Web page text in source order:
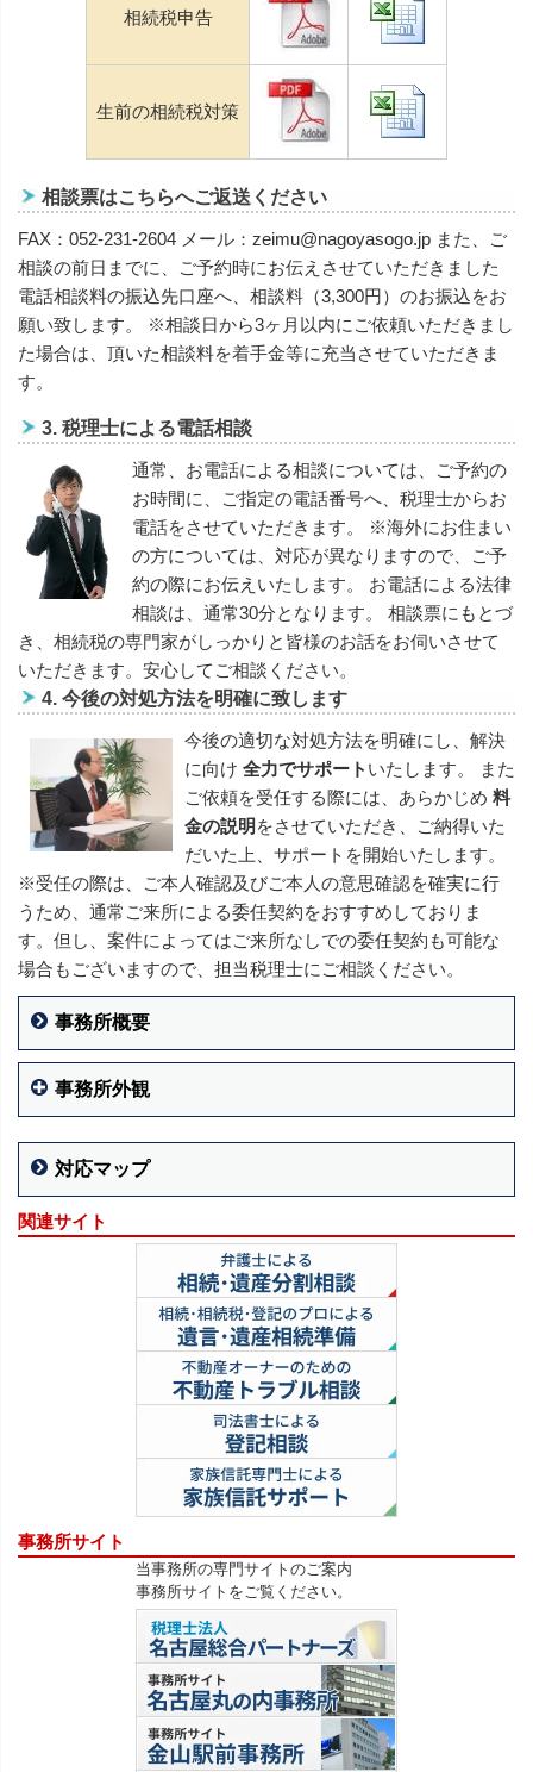
相続税申告
生前の相続税対策
相談票はこちらへご返送ください
FAX：052-231-2604 メール：zeimu@nagoyasogo.jp また、ご
相談の前日までに、ご予約時にお伝えさせていただきました
電話相談料の振込先口座へ、相談料（3,300円）のお振込をお
願い致します。 ※相談日から3ヶ月以内にご依頼いただきまし
た場合は、頂いた相談料を着手金等に充当させていただきま
す。
3. 税理士による電話相談
通常、お電話による相談については、ご予約の
お時間に、ご指定の電話番号へ、税理士からお
電話をさせていただきます。 ※海外にお住まい
の方については、対応が異なりますので、ご予
約の際にお伝えいたします。 お電話による法律
相談は、通常30分となります。 相談票にもとづ
き、相続税の専門家がしっかりと皆様のお話をお伺いさせて
いただきます。安心してご相談ください。
4. 今後の対処方法を明確に致します
今後の適切な対処方法を明確にし、解決
に向け 全力でサポート いたします。 また
ご依頼を受任する際には、あらかじめ 料
金の説明 をさせていただき、ご納得いた
だいた上、サポートを開始いたします。
※受任の際は、ご本人確認及びご本人の意思確認を確実に行
うため、通常ご来所による委任契約をおすすめしておりま
す。但し、案件によってはご来所なしでの委任契約も可能な
場合もございますので、担当税理士にご相談ください。
事務所概要
事務所外観
対応マップ
関連サイト
事務所サイト
当事務所の専門サイトのご案内
事務所サイトをご覧ください。